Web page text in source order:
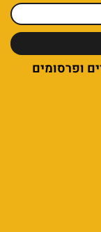
ופרסומים